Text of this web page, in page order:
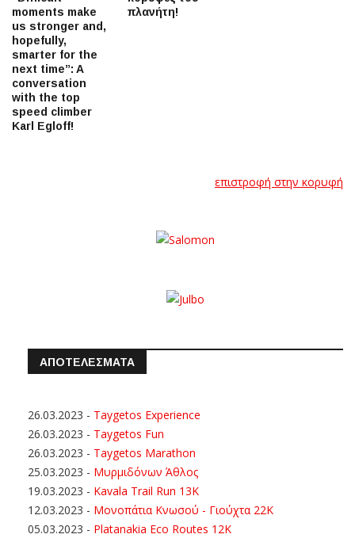
moments make
us stronger and,
hopefully,
smarter for the
next time”: A
conversation
with the top
speed climber
Karl Egloff!
πλανήτη!
επιστροφή στην κορυφή
ΑΠΟΤΕΛΕΣΜΑΤΑ
26.03.2023 - Taygetos Experience
26.03.2023 - Taygetos Fun
26.03.2023 - Taygetos Marathon
25.03.2023 - Μυρμιδόνων Άθλος
19.03.2023 - Kavala Trail Run 13K
12.03.2023 - Μονοπάτια Κνωσού - Γιούχτα 22Κ
05.03.2023 - Platanakia Eco Routes 12K